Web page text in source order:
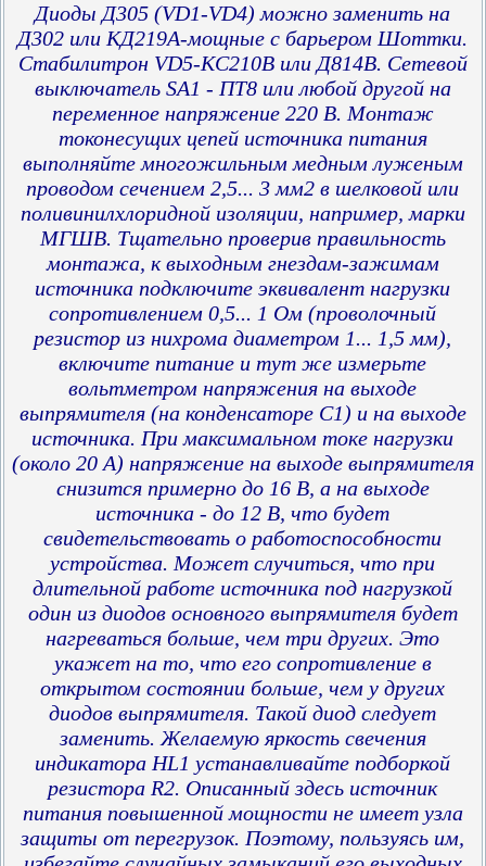
Диоды Д305 (VD1-VD4) можно заменить на
Д302 или КД219А-мощные с барьером Шоттки.
Стабилитрон VD5-KC210B или Д814В. Сетевой
выключатель SA1 - ПТ8 или любой другой на
переменное напряжение 220 В. Монтаж
токонесущих цепей источника питания
выполняйте многожильным медным луженым
проводом сечением 2,5... 3 мм2 в шелковой или
поливинилхлоридной изоляции, например, марки
МГШВ. Тщательно проверив правильность
монтажа, к выходным гнездам-зажимам
источника подключите эквивалент нагрузки
сопротивлением 0,5... 1 Ом (проволочный
резистор из нихрома диаметром 1... 1,5 мм),
включите питание и тут же измерьте
вольтметром напряжения на выходе
выпрямителя (на конденсаторе С1) и на выходе
источника. При максимальном токе нагрузки
(около 20 А) напряжение на выходе выпрямителя
снизится примерно до 16 В, а на выходе
источника - до 12 В, что будет
свидетельствовать о работоспособности
устройства. Может случиться, что при
длительной работе источника под нагрузкой
один из диодов основного выпрямителя будет
нагреваться больше, чем три других. Это
укажет на то, что его сопротивление в
открытом состоянии больше, чем у других
диодов выпрямителя. Такой диод следует
заменить. Желаемую яркость свечения
индикатора HL1 устанавливайте подборкой
резистора R2. Описанный здесь источник
питания повышенной мощности не имеет узла
защиты от перегрузок. Поэтому, пользуясь им,